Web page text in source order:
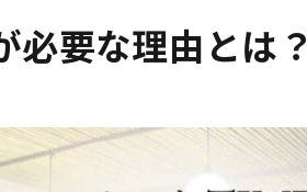
必要な理由とは？